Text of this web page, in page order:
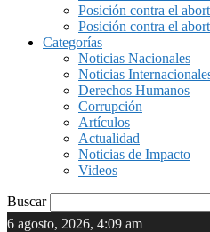
Posición contra el
Posición contra el
Categorías
Noticias Nacionales
Noticias
Derechos Humanos
Corrupción
Artículos
Actualidad
Noticias de Impacto
Videos
Buscar
6 agosto, 2026, 4:09 am